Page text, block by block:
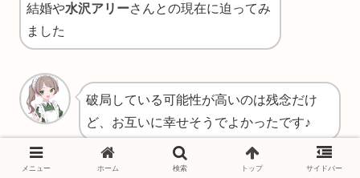
結婚や水沢アリーさんとの現在に迫ってみ
ました
破局している可能性が高いのは残念だけ
ど、お互いに幸せそうでよかったです♪
メニュー ホーム 検索 トップ サイドバー